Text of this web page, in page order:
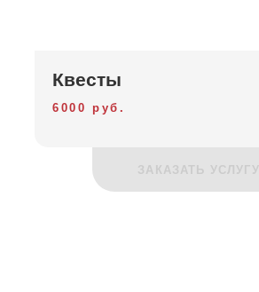
Квесты
6000 руб.
ЗАКАЗАТЬ УСЛУГУ